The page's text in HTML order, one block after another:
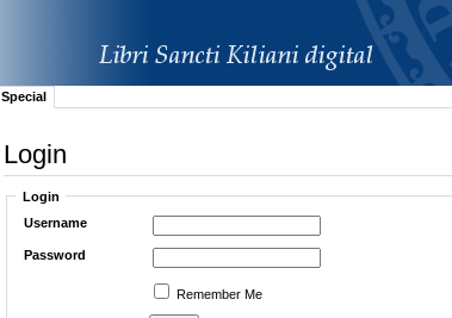
Special
Login
Login
Username
Password
Remember Me